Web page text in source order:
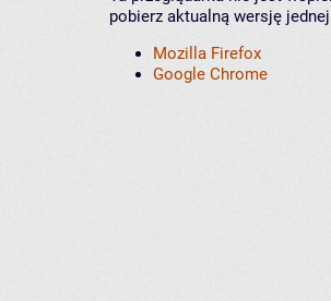
pobierz aktualną wersję
Mozilla Firefox
Google Chrome